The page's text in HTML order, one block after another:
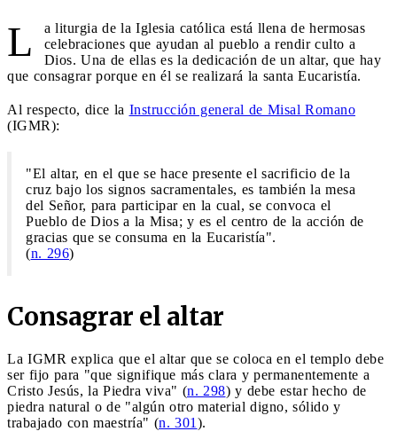
L
a liturgia de la Iglesia católica está llena de hermosas
celebraciones que ayudan al pueblo a rendir culto a
Dios. Una de ellas es la dedicación de un altar, que hay
que consagrar porque en él se realizará la santa Eucaristía.
Al respecto, dice la Instrucción general de Misal Romano
(IGMR):
"El altar, en el que se hace presente el sacrificio de la
cruz bajo los signos sacramentales, es también la mesa
del Señor, para participar en la cual, se convoca el
Pueblo de Dios a la Misa; y es el centro de la acción de
gracias que se consuma en la Eucaristía".
(n. 296)
Consagrar el altar
La IGMR explica que el altar que se coloca en el templo debe
ser fijo para "que signifique más clara y permanentemente a
Cristo Jesús, la Piedra viva" (n. 298) y debe estar hecho de
piedra natural o de "algún otro material digno, sólido y
trabajado con maestría" (n. 301 ).